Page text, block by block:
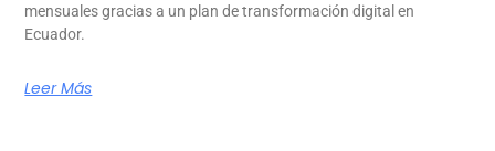
mensuales gracias a un plan de transformación digital en
Ecuador.
Leer Más